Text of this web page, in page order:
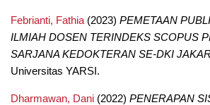
Febrianti, Fathia(2023) PEMETAAN
ILMIAH DOSEN TERINDEKS SCOPUS
SARJANA KEDOKTERAN SE-DKI
Universitas YARSI.
Dharmawan, Dani(2022) PENERAPAN